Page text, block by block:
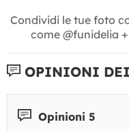
Condividi le tue foto
come @funidelia +
OPINIONI
Opinioni 5